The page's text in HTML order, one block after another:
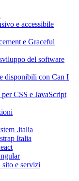
e accessibile
e Graceful
del software
disponibili con Can I
CSS e JavaScript
.italia
Italia
e servizi